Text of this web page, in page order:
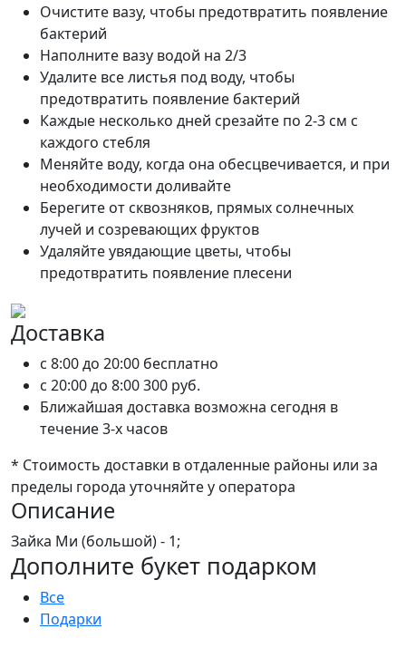
Очистите вазу, чтобы предотвратить появление
бактерий
Наполните вазу водой на 2/3
Удалите все листья под воду, чтобы
предотвратить появление бактерий
Каждые несколько дней срезайте по 2-3 см с
каждого стебля
Меняйте воду, когда она обесцвечивается, и при
необходимости доливайте
Берегите от сквозняков, прямых солнечных
лучей и созревающих фруктов
Удаляйте увядающие цветы, чтобы
предотвратить появление плесени
Доставка
c 8:00 до 20:00 бесплатно
c 20:00 до 8:00300 руб.
Ближайшая доставка возможна сегодня в
течение 3-х часов
* Стоимость доставки в отдаленные районы или за
пределы города уточняйте у оператора
Описание
Зайка Ми (большой) - 1;
Дополните букет подарком
Все
Подарки